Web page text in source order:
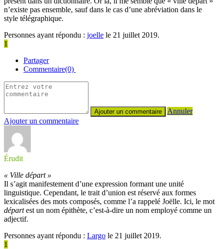
n’existe pas ensemble, sauf dans le cas d’une abréviation dans le
style télégraphique.
Personnes ayant répondu : joelle le 21 juillet 2019.
1
Partager
Commentaire(0)
Annuler
Ajouter un commentaire
Érudit
« Ville départ »
Il s’agit manifestement d’une expression formant une unité
linguistique. Cependant, le trait d’union est réservé aux formes
lexicalisées des mots composés, comme l’a rappelé Joëlle. Ici, le mot
départest un nom épithète, c’est-à-dire un nom employé comme un
adjectif.
Personnes ayant répondu : Largo le 21 juillet 2019.
1